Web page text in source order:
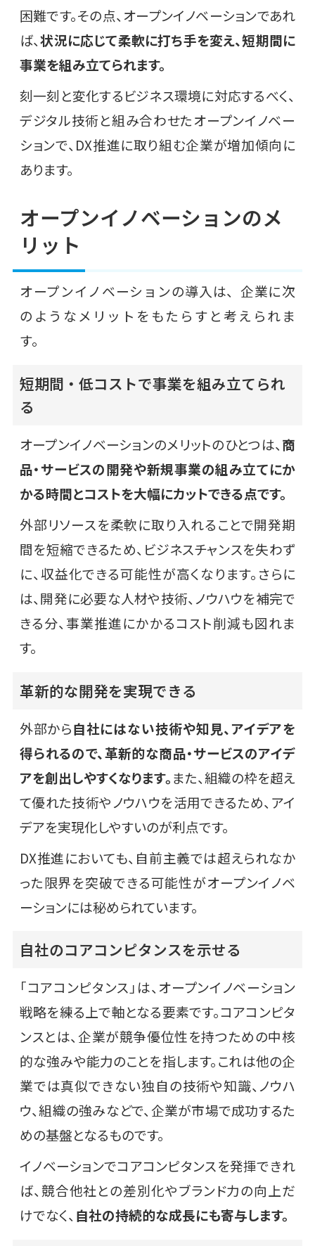
困難です。その点、オープンイノベーションであれ
ば、状況に応じて柔軟に打ち手を変え、短期間に
事業を組み立てられます。
刻一刻と変化するビジネス環境に対応するべく、
デジタル技術と組み合わせたオープンイノベー
ションで、DX推進に取り組む企業が増加傾向に
あります。
オープンイノベーションのメ
リット
オープンイノベーションの導入は、企業に次
のようなメリットをもたらすと考えられま
す。
短期間・低コストで事業を組み立てられ
る
オープンイノベーションのメリットのひとつは、商
品・サービスの開発や新規事業の組み立てにか
かる時間とコストを大幅にカットできる点です。
外部リソースを柔軟に取り入れることで開発期
間を短縮できるため、ビジネスチャンスを失わず
に、収益化できる可能性が高くなります。さらに
は、開発に必要な人材や技術、ノウハウを補完で
きる分、事業推進にかかるコスト削減も図れま
す。
革新的な開発を実現できる
外部から自社にはない技術や知見、アイデアを
得られるので、革新的な商品・サービスのアイデ
アを創出しやすくなります。また、組織の枠を超え
て優れた技術やノウハウを活用できるため、アイ
デアを実現化しやすいのが利点です。
DX推進においても、自前主義では超えられなか
った限界を突破できる可能性がオープンイノベ
ーションには秘められています。
自社のコアコンピタンスを示せる
「コアコンピタンス」は、オープンイノベーション
戦略を練る上で軸となる要素です。コアコンピタ
ンスとは、企業が競争優位性を持つための中核
的な強みや能力のことを指します。これは他の企
業では真似できない独自の技術や知識、ノウハ
ウ、組織の強みなどで、企業が市場で成功するた
めの基盤となるものです。
イノベーションでコアコンピタンスを発揮できれ
ば、競合他社との差別化やブランド力の向上だ
けでなく、 自社の持続的な成長にも寄与します。